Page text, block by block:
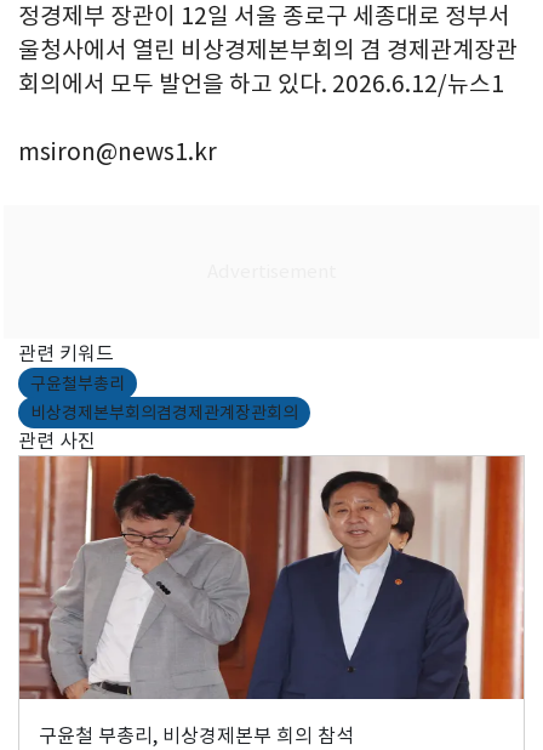
정경제부 장관이 12일 서울 종로구 세종대로 정부서
울청사에서 열린 비상경제본부회의 겸 경제관계장관
회의에서 모두 발언을 하고 있다. 2026.6.12/뉴스1
msiron@news1.kr
관련 키워드
구윤철부총리
비상경제본부회의겸경제관계장관회의
관련 사진
구윤철 부총리, 비상경제본부 희의 참석